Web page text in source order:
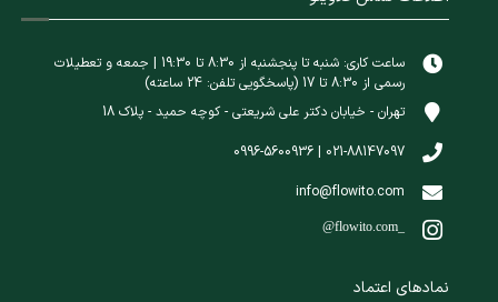
ساعت کاری: شنبه تا پنجشنبه از 8:30 تا 19:30 | جمعه و تعطیلات
رسمی از 8:30 تا 17 (پاسخگویی تلفن: 24 ساعته)
تهران - خیابان دکتر علی شریعتی - کوچه حمید - پلاک 18
021-88147097 | 0996-5600936
info@flowito.com
@flowito.com_
نمادهای اعتماد